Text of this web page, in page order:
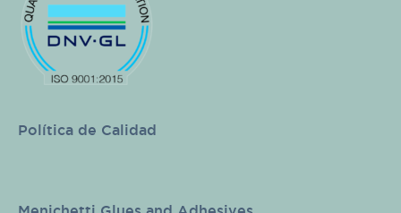
Política de Calidad